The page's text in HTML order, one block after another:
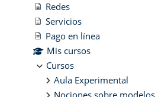
Redes
Servicios
Pago en línea
Mis cursos
Cursos
Aula Experimental